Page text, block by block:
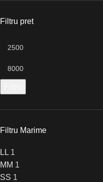
Filtru pret
Filtru Marime
L L 1
M M 1
SS 1